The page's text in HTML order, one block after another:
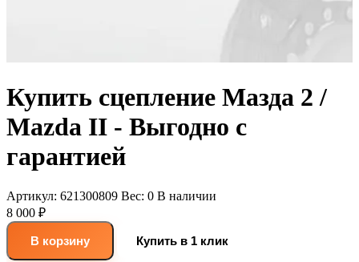
Купить сцепление Мазда 2 /
Mazda II - Выгодно с
гарантией
Артикул: 621300809 Вес: 0 В наличии
8 000 ₽
В корзину
Купить в 1 клик